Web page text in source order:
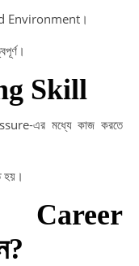
Environment।
Skill
এর মধ্যে কাজ করতে
হয়।
Career